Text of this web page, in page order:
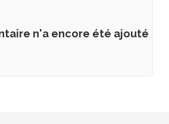
n'a encore été ajouté